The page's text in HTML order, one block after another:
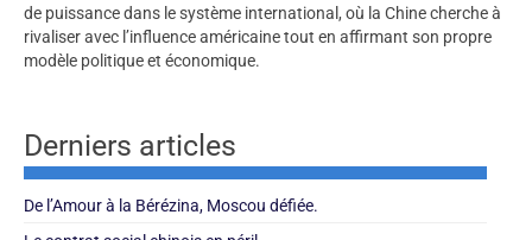
de puissance dans le système international, où la Chine cherche à
rivaliser avec l’influence américaine tout en affirmant son propre
modèle politique et économique.
Derniers articles
De l’Amour à la Bérézina, Moscou défiée.